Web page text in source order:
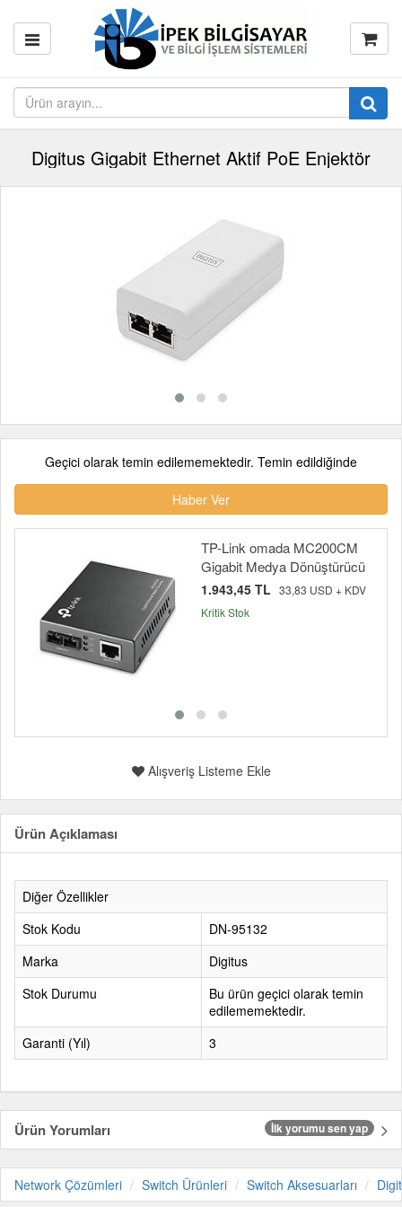
Digitus Gigabit Ethernet Aktif PoE Enjektör
Geçici olarak temin edilememektedir. Temin edildiğinde
Haber Ver
TP-Link omada MC200CM
Gigabit Medya Dönüştürücü
1.943,45 TL 33,83 USD + KDV
Kritik Stok
Alışveriş Listeme Ekle
Ürün Açıklaması
Diğer Özellikler
Stok Kodu
DN-95132
Marka
Digitus
Stok Durumu
Bu ürün geçici olarak temin
edilememektedir.
Garanti (Yıl)
3
Ürün Yorumları İlk yorumu sen yap
Network Çözümleri Switch Ürünleri Switch Aksesuarları